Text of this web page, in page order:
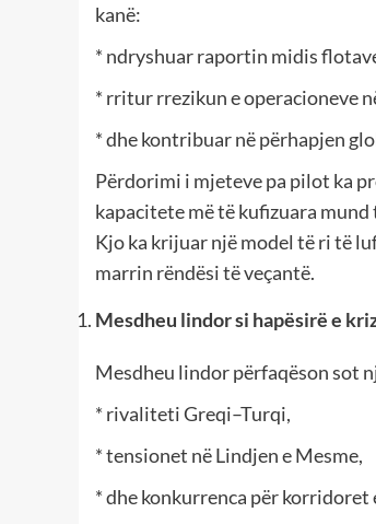
kanë:
* ndryshuar raportin midis
* rritur rrezikun e operacioneve
* dhe kontribuar në përhapjen
Përdorimi i mjeteve pa pilot ka
kapacitete më të kufizuara
Kjo ka krijuar një model të ri të
marrin rëndësi të veçantë.
Mesdheu lindor si hapësirë e
Mesdheu lindor përfaqëson sot
* rivaliteti Greqi–Turqi,
* tensionet në Lindjen e Mesme,
* dhe konkurrenca për